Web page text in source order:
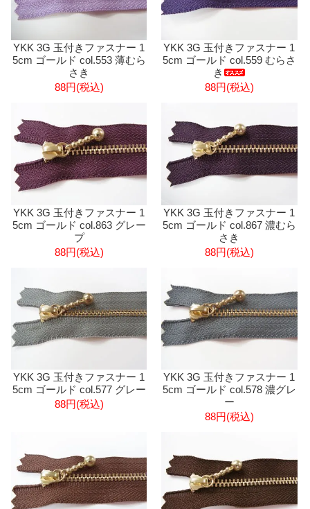
YKK 3G 玉付きファスナー 1
5cm ゴールド col.553 薄むら
さき
88円(税込)
YKK 3G 玉付きファスナー 1
5cm ゴールド col.559 むらさ
き
88円(税込)
YKK 3G 玉付きファスナー 1
5cm ゴールド col.863 グレー
プ
88円(税込)
YKK 3G 玉付きファスナー 1
5cm ゴールド col.867 濃むら
さき
88円(税込)
YKK 3G 玉付きファスナー 1
5cm ゴールド col.577 グレー
88円(税込)
YKK 3G 玉付きファスナー 1
5cm ゴールド col.578 濃グレ
ー
88円(税込)